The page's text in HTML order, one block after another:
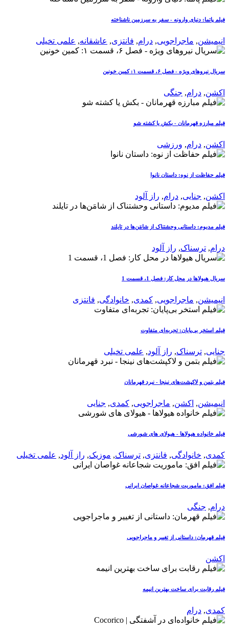
فیلم پاتما: دنیای وارونه - سفر به سرزمین ناشناخته
انیمیشن, ماجراجویی, درام, فانتزی, عاشقانه, علمی تخیلی
سریال نیروهای ویژه - فصل ۶، قسمت ۱: کمین خونین
اکشن, درام, جنگی
فیلم مبارزه قهرمانان - بکش یا کشته شو
اکشن, درام, ورزشی
فیلم حفاظت از نوه: داستان نانوا
اکشن, جنایی, درام, راز آلود
فیلم مدیوم: داستانی وحشتناک از شامَن‌ها در تایلند
درام, ترسناک, راز آلود
سریال هیولاها در محل کار: فصل 1، قسمت 1
انیمیشن, ماجراجویی, کمدی, خانوادگی, فانتزی
فیلم استخر بی‌پایان: تجربه‌ای متفاوت
جنایی, ترسناک, راز آلود, علمی تخیلی
فیلم بتمن و لاکپشت‌های نینجا - نبرد قهرمانان
انیمیشن, اکشن, ماجراجویی, کمدی, جنایی
فیلم خانواده هیولاها - هیولای های شورشی
کمدی, خانوادگی, فانتزی, ترسناک, موزیک, راز آلود, علمی تخیلی
فیلم افق: ماموریت شجاعانه غواصان ایرانی
درام, جنگی
فیلم قهرمان: داستانی از تغییر و ماجراجویی
اکشن
فیلم رقابت برای ساخت بهترین انیمه
کمدی, درام